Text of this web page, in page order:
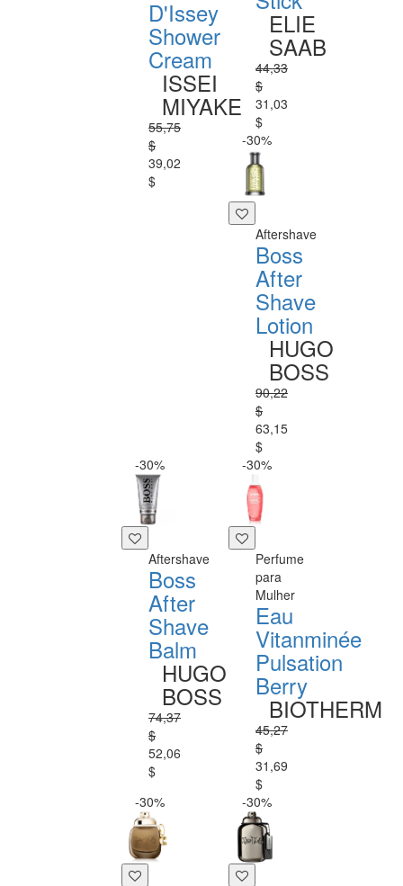
D'Issey
Shower
Cream
ISSEI
MIYAKE
55,75
$
39,02
$
ELIE
SAAB
44,33
$
31,03
$
-30%
Aftershave
Boss
After
Shave
Lotion
HUGO
BOSS
90,22
$
63,15
$
-30%
Aftershave
Boss
After
Shave
Balm
HUGO
BOSS
74,37
$
52,06
$
-30%
Perfume
para
Mulher
Eau
Vitanminée
Pulsation
Berry
BIOTHERM
45,27
$
31,69
$
-30%
-30%